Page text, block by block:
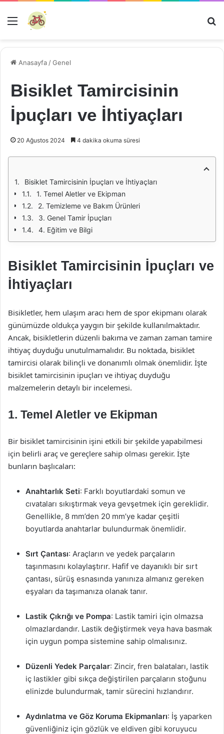
Menü
Anasayfa /Genel
Bisiklet Tamircisinin
İpuçları ve İhtiyaçları
20 Ağustos 2024 4 dakika okuma süresi
Bisiklet Tamircisinin İpuçları ve İhtiyaçları
1. Temel Aletler ve Ekipman
2. Temizleme ve Bakım Ürünleri
3. Genel Tamir İpuçları
4. Eğitim ve Bilgi
Bisiklet Tamircisinin İpuçları ve
İhtiyaçları
Bisikletler, hem ulaşım aracı hem de spor ekipmanı olarak
günümüzde oldukça yaygın bir şekilde kullanılmaktadır.
Ancak, bisikletlerin düzenli bakıma ve zaman zaman tamire
ihtiyaç duyduğu unutulmamalıdır. Bu noktada, bisiklet
tamircisi olarak bilinçli ve donanımlı olmak önemlidir. İşte
bisiklet tamircisinin ipuçları ve ihtiyaç duyduğu
malzemelerin detaylı bir incelemesi.
1. Temel Aletler ve Ekipman
Bir bisiklet tamircisinin işini etkili bir şekilde yapabilmesi
için belirli araç ve gereçlere sahip olması gerekir. İşte
bunların başlıcaları:
Anahtarlık Seti: Farklı boyutlardaki somun ve
cıvataları sıkıştırmak veya gevşetmek için gereklidir.
Genellikle, 8 mm’den 20 mm’ye kadar çeşitli
boyutlarda anahtarlar bulundurmak önemlidir.
Sırt Çantası: Araçların ve yedek parçaların
taşınmasını kolaylaştırır. Hafif ve dayanıklı bir sırt
çantası, sürüş esnasında yanınıza almanız gereken
eşyaları da taşımanıza olanak tanır.
Lastik Çıkrığı ve Pompa: Lastik tamiri için olmazsa
olmazlardandır. Lastik değiştirmek veya hava basmak
için uygun pompa sistemine sahip olmalısınız.
Düzenli Yedek Parçalar: Zincir, fren balataları, lastik
iç lastikler gibi sıkça değiştirilen parçaların stoğunu
elinizde bulundurmak, tamir sürecini hızlandırır.
Aydınlatma ve Göz Koruma Ekipmanları: İş yaparken
güvenliğiniz için gözlük ve eldiven gibi koruyucu